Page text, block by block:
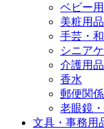
ベビー
美粧用品
手芸・
シニア
介護用品
香水
郵便関係
老眼鏡
文具・事務用